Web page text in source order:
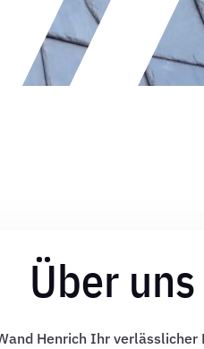
Über uns
Henrich Ihr